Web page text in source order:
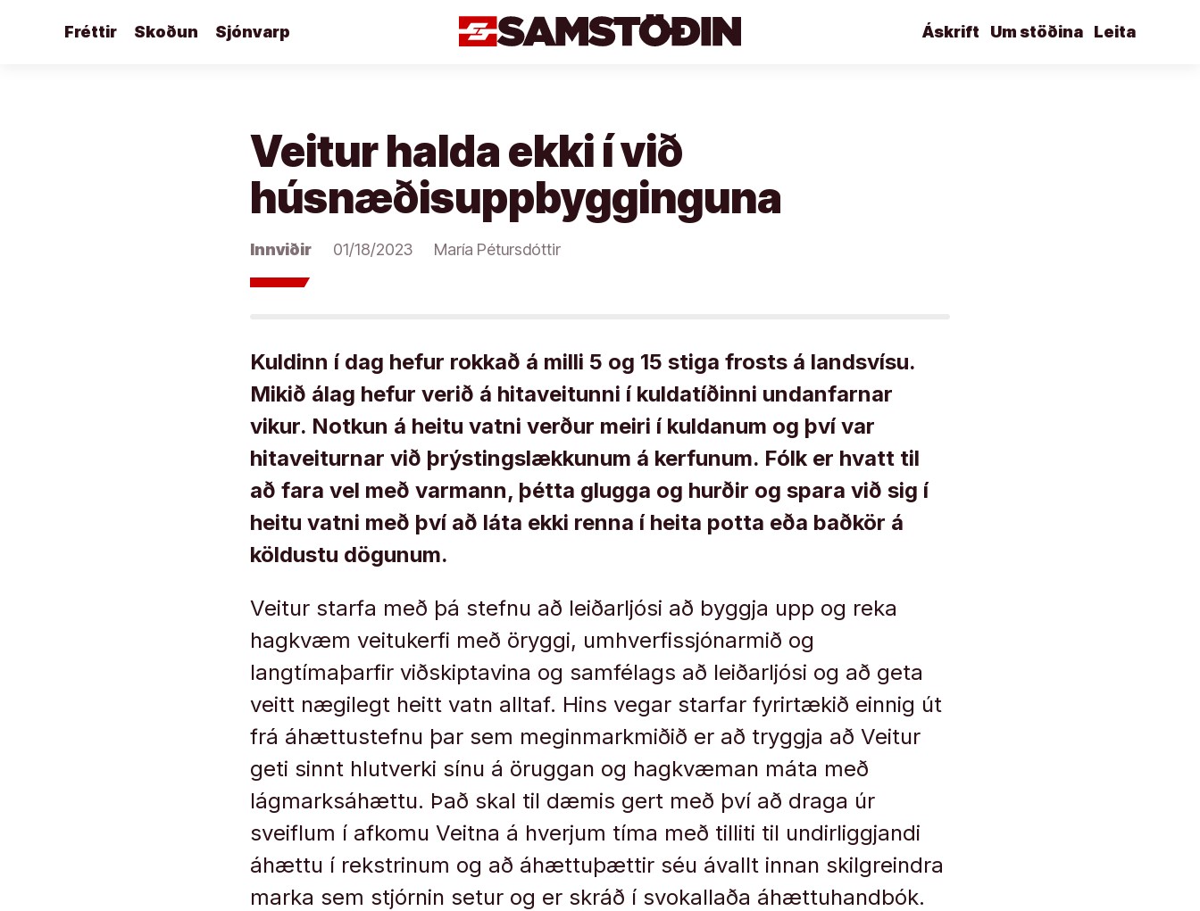
Fréttir Skoðun Sjónvarp Leita
Um stöðina
Áskrift
Veitur halda ekki í við
húsnæðisuppbygginguna
Innviðir 01/18/2023 María Pétursdóttir
Kuldinn í dag hefur rokkað á milli 5 og 15 stiga frosts á landsvísu.
Mikið álag hefur verið á hitaveitunni í kuldatíðinni undanfarnar
vikur. Notkun á heitu vatni verður meiri í kuldanum og því var
hitaveiturnar við þrýstingslækkunum á kerfunum. Fólk er hvatt til
að fara vel með varmann, þétta glugga og hurðir og spara við sig í
heitu vatni með því að láta ekki renna í heita potta eða baðkör á
köldustu dögunum.
Veitur starfa með þá stefnu að leiðarljósi að byggja upp og reka
hagkvæm veitukerfi með öryggi, umhverfissjónarmið og
langtímaþarfir viðskiptavina og samfélags að leiðarljósi og að geta
veitt nægilegt heitt vatn alltaf. Hins vegar starfar fyrirtækið einnig út
frá áhættustefnu þar sem meginmarkmiðið er að tryggja að Veitur
geti sinnt hlutverki sínu á öruggan og hagkvæman máta með
lágmarksáhættu. Það skal til dæmis gert með því að draga úr
sveiflum í afkomu Veitna á hverjum tíma með tilliti til undirliggjandi
áhættu í rekstrinum og að áhættuþættir séu ávallt innan skilgreindra
marka sem stjórnin setur og er skráð í svokallaða áhættuhandbók.